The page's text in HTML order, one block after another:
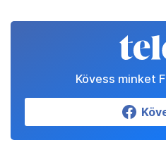
Kövess minket